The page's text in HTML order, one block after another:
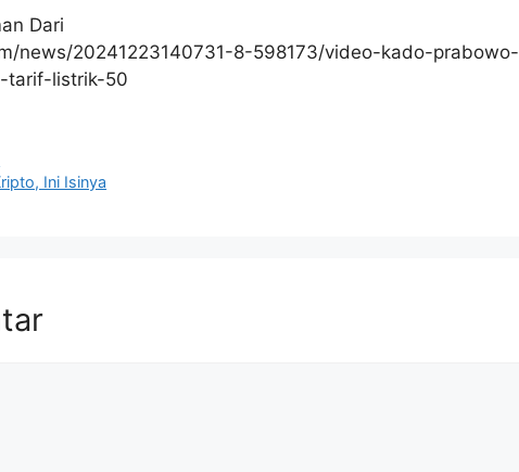
Dari
news/20241223140731-8-598173/video-kado-prabowo-
tarif-listrik-50
Ini Isinya